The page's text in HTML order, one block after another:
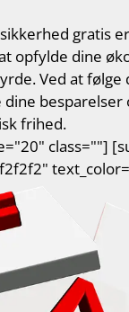
gratis
opfylde dine
Ved at følge
besparelser
frihed.
class=""]